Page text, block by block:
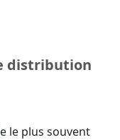
distribution
le plus souvent